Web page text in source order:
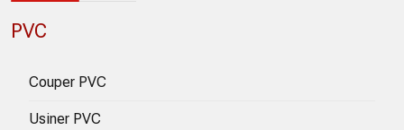
PVC
Couper PVC
Usiner PVC